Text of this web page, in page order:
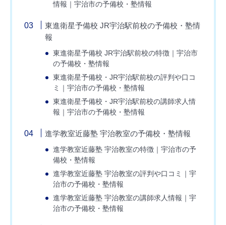
情報｜宇治市の予備校・塾情報
東進衛星予備校 JR宇治駅前校の予備校・塾情
報
東進衛星予備校 JR宇治駅前校の特徴｜宇治市
の予備校・塾情報
東進衛星予備校・JR宇治駅前校の評判や口コ
ミ｜宇治市の予備校・塾情報
東進衛星予備校・JR宇治駅前校の講師求人情
報｜宇治市の予備校・塾情報
進学教室近藤塾 宇治教室の予備校・塾情報
進学教室近藤塾 宇治教室の特徴｜宇治市の予
備校・塾情報
進学教室近藤塾 宇治教室の評判や口コミ｜宇
治市の予備校・塾情報
進学教室近藤塾 宇治教室の講師求人情報｜宇
治市の予備校・塾情報